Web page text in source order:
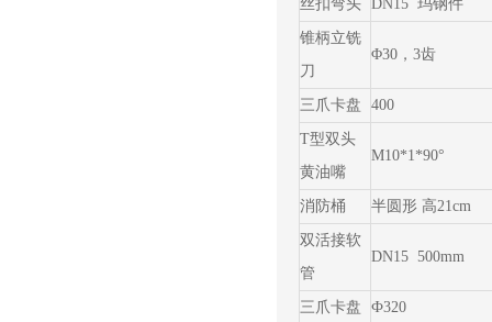
丝扣弯头 DN15 玛钢件
锥柄立铣
刀
Φ30，3齿
三爪卡盘 400
T型双头
黄油嘴
M10*1*90°
消防桶 半圆形 高21cm
双活接软
管
DN15 500mm
三爪卡盘 Ф320